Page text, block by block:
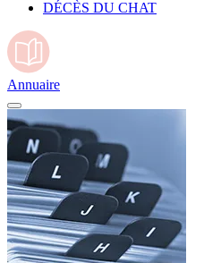
DÉCÈS DU CHAT
Annuaire